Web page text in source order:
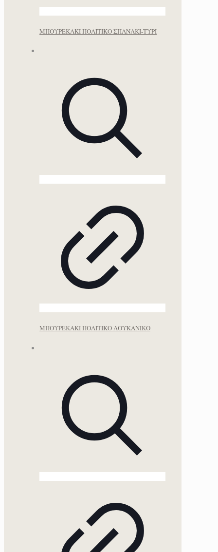
ΜΠΟΥΡΕΚΑΚΙ ΠΟΛΙΤΙΚΟ ΣΠΑΝΑΚΙ-ΤΥΡΙ
ΜΠΟΥΡΕΚΑΚΙ ΠΟΛΙΤΙΚΟ ΛΟΥΚΑΝΙΚΟ